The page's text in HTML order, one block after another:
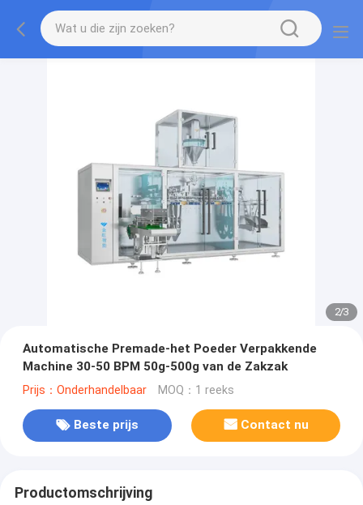
2/3
Automatische Premade-het Poeder Verpakkende
Machine 30-50 BPM 50g-500g van de Zakzak
Prijs：Onderhandelbaar MOQ：1 reeks
Beste prijs Contact nu
Productomschrijving